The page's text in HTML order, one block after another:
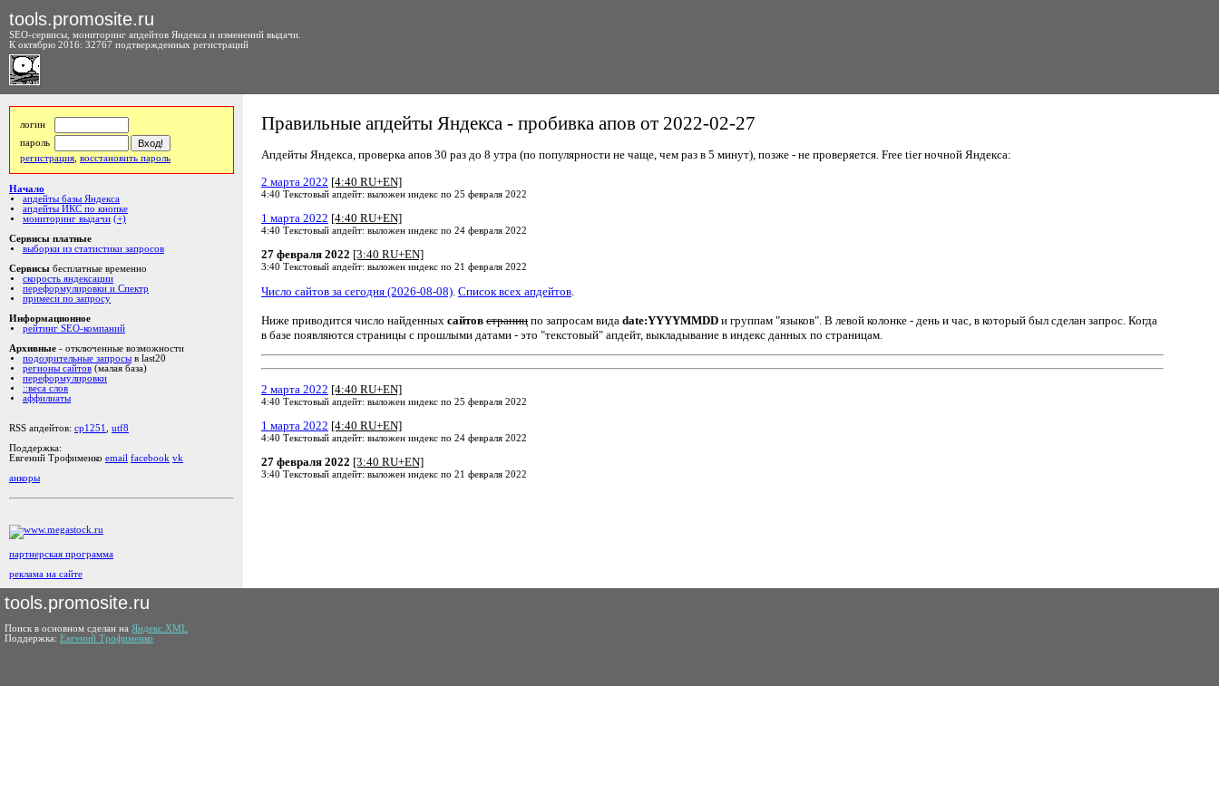
tools.promosite.ru
SEO-сервисы, мониторинг апдейтов Яндекса и изменений выдачи.
К октябрю 2016: 32767 подтвержденных регистраций
логин
пароль
регистрация восстановить пароль
Начало
апдейты базы Яндекса
апдейты ИКС по кнопке
мониторинг выдачи (+)
Сервисы платные
выборки из статистики запросов
Сервисы бесплатные временно
скорость яндексации
переформулировки и Спектр
примеси по запросу
Информационное
рейтинг SEO-компаний
Архивные - отключенные возможности
подозрительные запросы в last20
регионы сайтов (малая база)
переформулировки
::веса слов
аффилиаты
RSS апдейтов: cp1251
utf8
Поддержка:
Евгений Трофименко email facebook vk
анкоры
партнерская программа
реклама на сайте
Правильные апдейты Яндекса - пробивка апов от 2022-02-27
Апдейты Яндекса, проверка апов 30 раз до 8 утра (по популярности не чаще, чем раз в 5 минут), позже - не проверяется. Free tier ночной Яндекса:
2 марта 2022 [4:40 RU+EN]
4:40 Текстовый апдейт: выложен индекс по 25 февраля 2022
1 марта 2022 [4:40 RU+EN]
4:40 Текстовый апдейт: выложен индекс по 24 февраля 2022
27 февраля 2022 [3:40 RU+EN]
3:40 Текстовый апдейт: выложен индекс по 21 февраля 2022
Число сайтов за сегодня (2026-08-08) Список всех апдейтов
Ниже приводится число найденных сайтов страниц по запросам вида date:YYYYMMDD и группам "языков". В левой колонке - день и час, в который был сделан запрос. Когда
в базе появляются страницы с прошлыми датами - это "текстовый" апдейт, выкладывание в индекс данных по страницам.
2 марта 2022 [4:40 RU+EN]
4:40 Текстовый апдейт: выложен индекс по 25 февраля 2022
1 марта 2022 [4:40 RU+EN]
4:40 Текстовый апдейт: выложен индекс по 24 февраля 2022
27 февраля 2022 [3:40 RU+EN]
3:40 Текстовый апдейт: выложен индекс по 21 февраля 2022
tools.promosite.ru
Поиск в основном сделан на Яндекс.XML
Поддержка: Евгений Трофименко